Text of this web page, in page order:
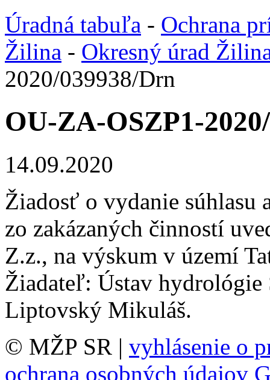
Úradná tabuľa - Ochrana
Žilina - Okresný úrad
2020/039938/Drn
OU-ZA-OSZP1-
14.09.2020
Žiadosť o vydanie súhlasu
zo zakázaných činností
Z.z., na výskum v území
Žiadateľ: Ústav hydrológie
Liptovský Mikuláš.
© MŽP SR | vyhlásenie o
ochrana osobných údajov